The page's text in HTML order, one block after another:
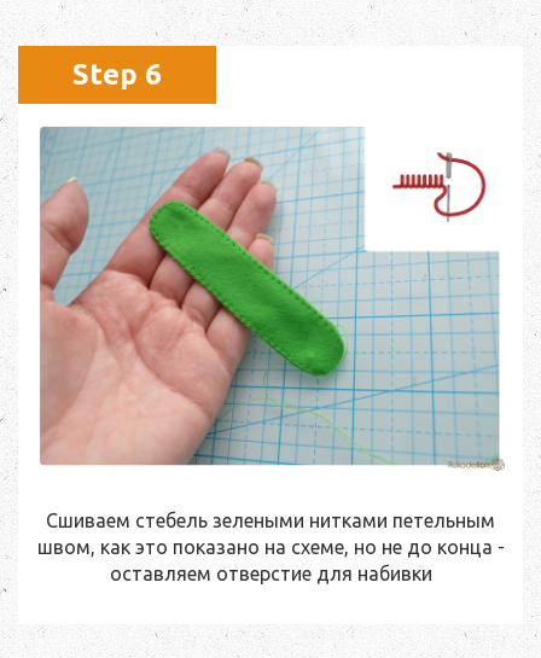
Step 6
Сшиваем стебель зелеными нитками петельным
швом, как это показано на схеме, но не до конца -
оставляем отверстие для набивки